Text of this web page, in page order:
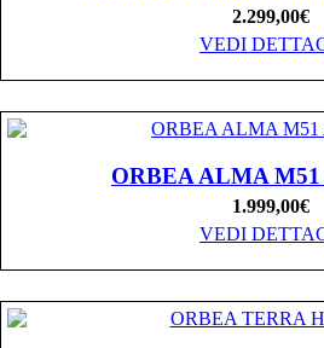
2.299,00€
VEDI
ORBEA ALMA
1.999,00€
VEDI